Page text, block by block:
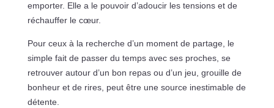
emporter. Elle a le pouvoir d’adoucir les tensions et de
réchauffer le cœur.
Pour ceux à la recherche d’un moment de partage, le
simple fait de passer du temps avec ses proches, se
retrouver autour d’un bon repas ou d’un jeu, grouille de
bonheur et de rires, peut être une source inestimable de
détente.